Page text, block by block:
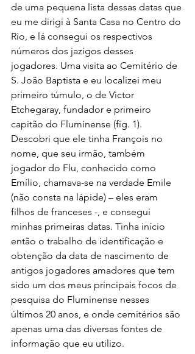
de uma pequena lista dessas datas que
eu me dirigi à Santa Casa no Centro do
Rio, e lá consegui os respectivos
números dos jazigos desses
jogadores. Uma visita ao Cemitério de
S. João Baptista e eu localizei meu
primeiro túmulo, o de Victor
Etchegaray, fundador e primeiro
capitão do Fluminense (fig. 1).
Descobri que ele tinha François no
nome, que seu irmão, também
jogador do Flu, conhecido como
Emílio, chamava-se na verdade Emile
(não consta na lápide) – eles eram
filhos de franceses -, e consegui
minhas primeiras datas. Tinha início
então o trabalho de identificação e
obtenção da data de nascimento de
antigos jogadores amadores que tem
sido um dos meus principais focos de
pesquisa do Fluminense nesses
últimos 20 anos, e onde cemitérios são
apenas uma das diversas fontes de
informação que eu utilizo.